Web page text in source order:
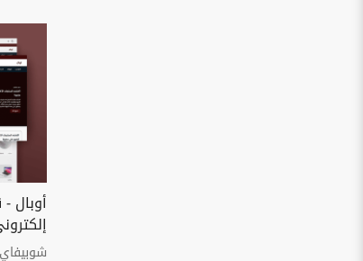
أوبال
شوبيفاي